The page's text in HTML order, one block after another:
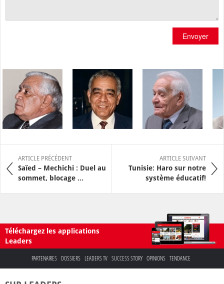
Envoyer
ARTICLE PRÉCÉDENT
Saïed – Mechichi : Duel au
sommet, blocage ...
ARTICLE SUIVANT
Tunisie: Haro sur notre
système éducatif!
Téléchargez les applications
Leaders
PARTENAIRES DOSSIERS LEADERS TV SUCCESS STORY OPINIONS TENDANCE